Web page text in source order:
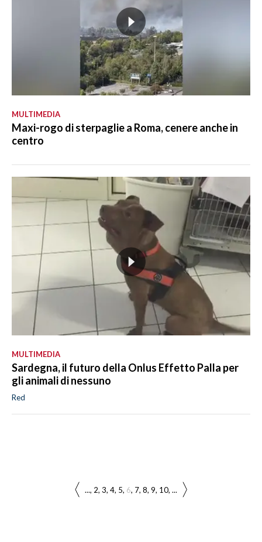
MULTIMEDIA
Maxi-rogo di sterpaglie a Roma, cenere anche in
centro
MULTIMEDIA
Sardegna, il futuro della Onlus Effetto Palla per
gli animali di nessuno
Red
... 2 3 4 5 6 7 8 9 10 ...